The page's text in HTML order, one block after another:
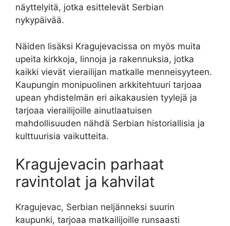
näyttelyitä, jotka esittelevät Serbian
nykypäivää.
Näiden lisäksi Kragujevacissa on myös muita
upeita kirkkoja, linnoja ja rakennuksia, jotka
kaikki vievät vierailijan matkalle menneisyyteen.
Kaupungin monipuolinen arkkitehtuuri tarjoaa
upean yhdistelmän eri aikakausien tyylejä ja
tarjoaa vierailijoille ainutlaatuisen
mahdollisuuden nähdä Serbian historiallisia ja
kulttuurisia vaikutteita.
Kragujevacin parhaat
ravintolat ja kahvilat
Kragujevac, Serbian neljänneksi suurin
kaupunki, tarjoaa matkailijoille runsaasti